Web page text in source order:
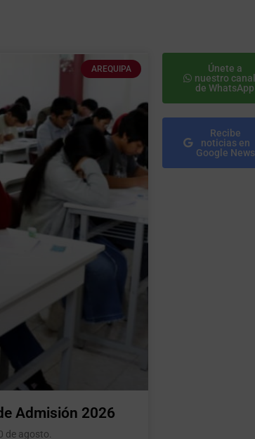
AREQUIPA
Admisión 2026
de agosto.
Únete a
nuestro canal
de WhatsApp
Recibe
noticias en
Google News